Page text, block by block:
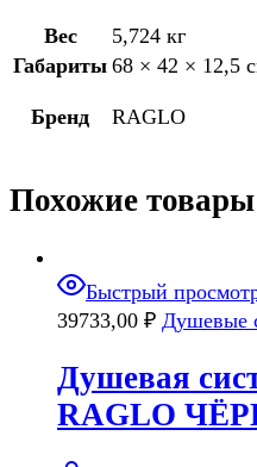
Вес
5,724 кг
Габариты 68 × 42 × 12,5
Бренд RAGLO
Похожие товары
Быстрый
39733,00 ₽ Душевые
Душевая
RAGLO